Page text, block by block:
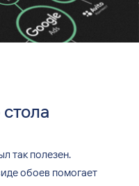
так полезен.
обоев помогает